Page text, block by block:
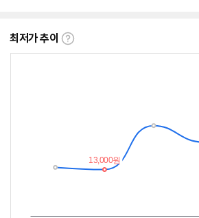
최저가 추이
최